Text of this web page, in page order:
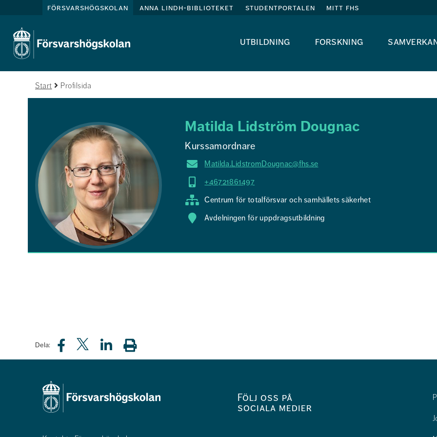
försvarshögskolan anna lindh-biblioteket studentportalen mitt fhs
utbildning forskning
Start Profilsida
Matilda Lidström Dougnac
Kurssamordnare
Matilda.LidstromDougnac@fhs.se
+46721861497
Centrum för totalförsvar och samhällets säkerhet
Avdelningen för uppdragsutbildning
Dela:
Följ oss på
sociala medier